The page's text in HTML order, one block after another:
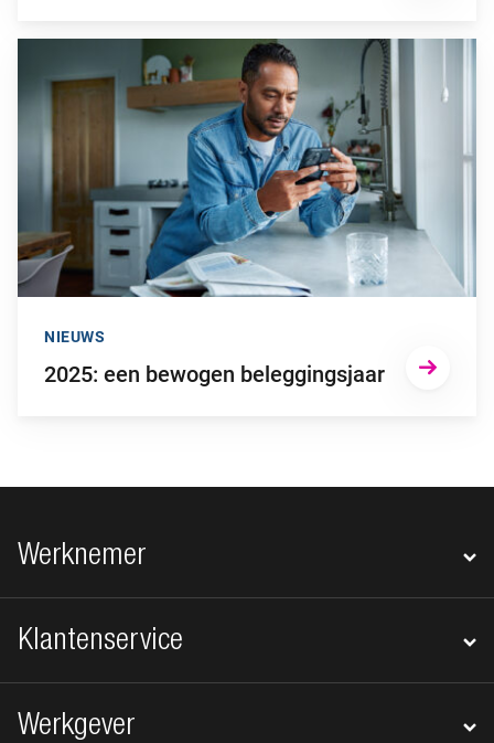
Ga naar “2025: een bewogen beleggingsjaar”
2025: een bewogen beleggingsjaar
NIEUWS
Footer navigatie
Werknemer
Klantenservice
Werkgever